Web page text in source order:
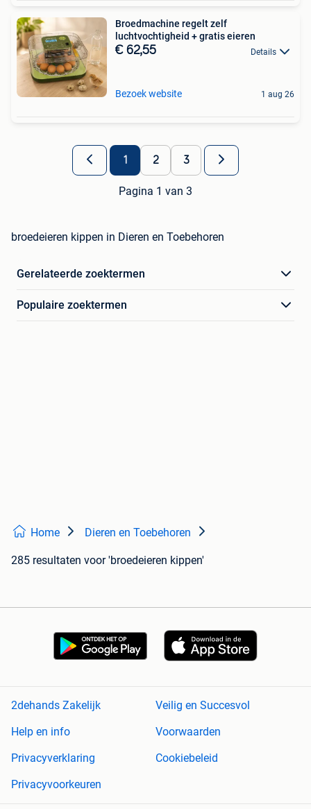
Broedmachine regelt zelf
luchtvochtigheid + gratis eieren
€ 62,55 Details
Bezoek website 1 aug 26
1 2 3
Pagina 1 van 3
broedeieren kippen in Dieren en Toebehoren
Gerelateerde zoektermen
Populaire zoektermen
Home Dieren en Toebehoren
285 resultaten voor 'broedeieren kippen'
2dehands Zakelijk
Veilig en Succesvol
Help en info
Voorwaarden
Privacyverklaring
Cookiebeleid
Privacyvoorkeuren